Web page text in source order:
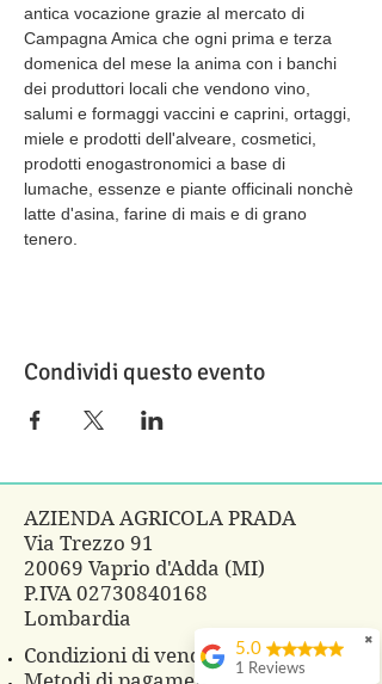
antica vocazione grazie al mercato di
Campagna Amica che ogni prima e terza
domenica del mese la anima con i banchi
dei produttori locali che vendono vino,
salumi e formaggi vaccini e caprini, ortaggi,
miele e prodotti dell'alveare, cosmetici,
prodotti enogastronomici a base di
lumache, essenze e piante officinali nonchè
latte d'asina, farine di mais e di grano
tenero.
Condividi questo evento
AZIENDA AGRICOLA PRADA
Via Trezzo 91
20069 Vaprio d'Adda (MI)
P.IVA 02730840168
Lombardia
Condizioni di vendita
✖
5.0
1 Reviews